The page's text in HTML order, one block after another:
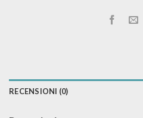
RECENSIONI (0)